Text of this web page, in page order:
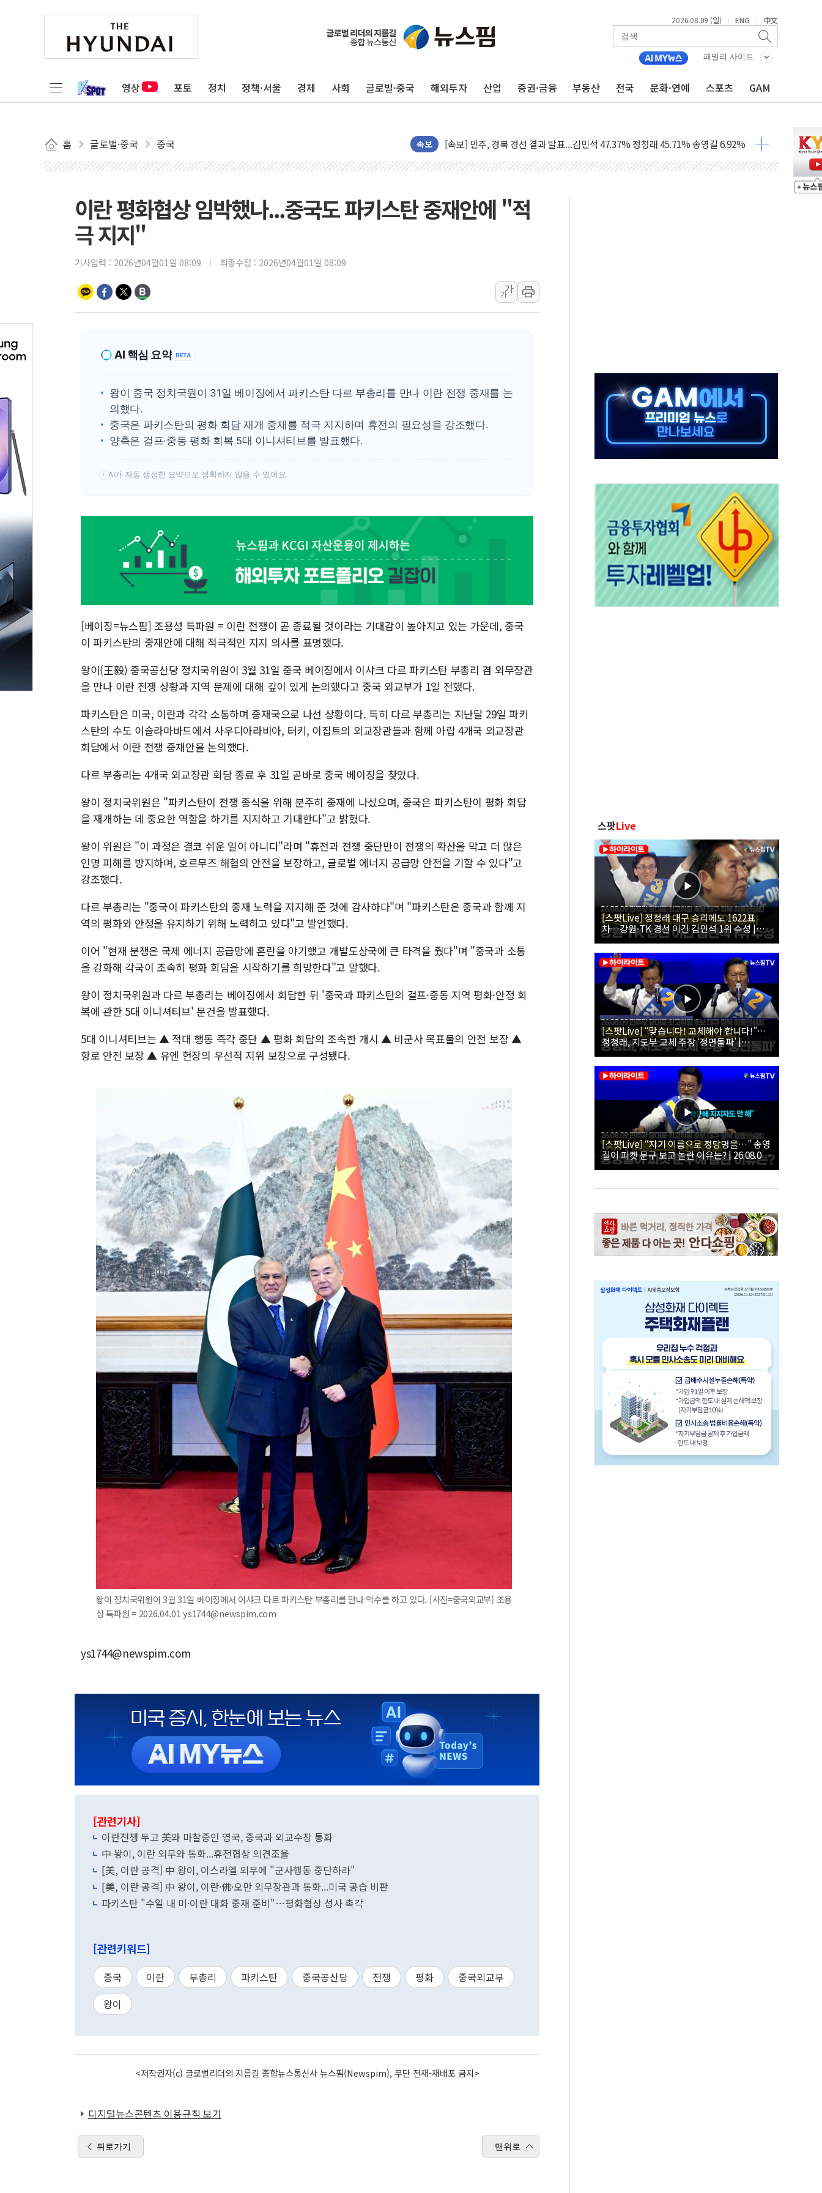
2026.08.09 (일) | ENG | 中文
패밀리 사이트
영상 포토 정치 정책·서울 경제 사회 글로벌·중국 해외투자 산업 증권·금융 부동산 전국 문화·연예 스포츠 GAM
홈 글로벌·중국 중국 속보
[종합] 김민석, 정청래에 누적 '1.48%p' 차 선두 유지...金 46.01% vs 鄭 44.53%
민주당 경북도당위원장에 오중기 당선...합산득표율 68.63%
김민석, 강원·대구·경북 경선서 정청래에 승리…金 48.54% vs 鄭 44.40%
[속보] 민주, 강원·대구·경북 경선 결과...김민석 48.54% 정청래 44.40%
[속보] 민주, 대구 경선 결과 발표...정청래 47.82% 김민석 46.35% 송영길 5.83%
[속보] 민주, 강원 경선 결과 발표...김민석 50.30% 정청래 41.94% 송영길 7.76%
최태원, 노소영에 9440억 지급 확정되나…재상고 앞두고 막판 셈법
하나금융, 명동 소상공인에 '행복상자' 전달
윤준병·이해민 의원, '정부 특사'로 콜롬비아 대통령 취임식 참석
'호우·산사태 주의보' 울진 시간당 30mm 강한 비...호우 피해 없어
與 "세제개편안 8월 말 당정 조율 완료…초고가·비거주 1주택 등 여론 수렴"
이란 평화협상 임박했나...중국도 파키스탄 중재안에 "적
극 지지"
기사입력 : 2026년04월01일 08:09 최종수정 : 2026년04월01일 08:09
가
가
AI 핵심 요약 BETA
왕이 중국 정치국원이 31일 베이징에서 파키스탄 다르 부총리를 만나 이란 전쟁 중재를 논
의했다.
중국은 파키스탄의 평화 회담 재개 중재를 적극 지지하며 휴전의 필요성을 강조했다.
양측은 걸프·중동 평화 회복 5대 이니셔티브를 발표했다.
! AI가 자동 생성한 요약으로 정확하지 않을 수 있어요.
[베이징=뉴스핌] 조용성 특파원 = 이란 전쟁이 곧 종료될 것이라는 기대감이 높아지고 있는 가운데, 중국
이 파키스탄의 중재안에 대해 적극적인 지지 의사를 표명했다.
왕이(王毅) 중국공산당 정치국위원이 3월 31일 중국 베이징에서 이샤크 다르 파키스탄 부총리 겸 외무장관
을 만나 이란 전쟁 상황과 지역 문제에 대해 깊이 있게 논의했다고 중국 외교부가 1일 전했다.
파키스탄은 미국, 이란과 각각 소통하며 중재국으로 나선 상황이다. 특히 다르 부총리는 지난달 29일 파키
스탄의 수도 이슬라마바드에서 사우디아라비아, 터키, 이집트의 외교장관들과 함께 아랍 4개국 외교장관
회담에서 이란 전쟁 중재안을 논의했다.
다르 부총리는 4개국 외교장관 회담 종료 후 31일 곧바로 중국 베이징을 찾았다.
왕이 정치국위원은 "파키스탄이 전쟁 종식을 위해 분주히 중재에 나섰으며, 중국은 파키스탄이 평화 회담
을 재개하는 데 중요한 역할을 하기를 지지하고 기대한다"고 밝혔다.
왕이 위원은 "이 과정은 결코 쉬운 일이 아니다"라며 "휴전과 전쟁 중단만이 전쟁의 확산을 막고 더 많은
인명 피해를 방지하며, 호르무즈 해협의 안전을 보장하고, 글로벌 에너지 공급망 안전을 기할 수 있다"고
강조했다.
다르 부총리는 "중국이 파키스탄의 중재 노력을 지지해 준 것에 감사하다"며 "파키스탄은 중국과 함께 지
역의 평화와 안정을 유지하기 위해 노력하고 있다"고 발언했다.
이어 "현재 분쟁은 국제 에너지 공급망에 혼란을 야기했고 개발도상국에 큰 타격을 줬다"며 "중국과 소통
을 강화해 각국이 조속히 평화 회담을 시작하기를 희망한다"고 말했다.
왕이 정치국위원과 다르 부총리는 베이징에서 회담한 뒤 '중국과 파키스탄의 걸프·중동 지역 평화·안정 회
복에 관한 5대 이니셔티브' 문건을 발표했다.
5대 이니셔티브는 ▲ 적대 행동 즉각 중단 ▲ 평화 회담의 조속한 개시 ▲ 비군사 목표물의 안전 보장 ▲
항로 안전 보장 ▲ 유엔 헌장의 우선적 지위 보장으로 구성됐다.
왕이 정치국위원이 3월 31일 베이징에서 이샤크 다르 파키스탄 부총리를 만나 악수를 하고 있다. [사진=중국외교부] 조용
성 특파원 = 2026.04.01 ys1744@newspim.com
ys1744@newspim.com
[관련기사]
이란전쟁 두고 美와 마찰중인 영국, 중국과 외교수장 통화
中 왕이, 이란 외무와 통화...휴전협상 의견조율
[美, 이란 공격] 中 왕이, 이스라엘 외무에 "군사행동 중단하라"
[美, 이란 공격] 中 왕이, 이란·佛·오만 외무장관과 통화...미국 공습 비판
파키스탄 "수일 내 미·이란 대화 중재 준비"…평화협상 성사 촉각
[관련키워드]
중국 이란 부총리 파키스탄 중국공산당 전쟁 평화
중국외교부
왕이
<저작권자(c) 글로벌리더의 지름길 종합뉴스통신사 뉴스핌(Newspim), 무단 전재-재배포 금지>
디지털뉴스콘텐츠 이용규칙 보기
뒤로가기 맨위로
스팟Live
[스팟Live] 정청래 대구 승리에도 1622표
차…강원·TK 경선 이긴 김민석 1위 수성 |
26.08.09 더불어민주당 당대표·최고위원 후
보 대구·경북 합동연설회
[스팟Live] “맞습니다! 교체해야 합니다!”…
정청래, 지도부 교체 주장 ‘정면돌파’ |
26.08.09 더불어민주당 당대표·최고위원 후
보 대구·경북 합동연설회
[스팟Live] “자기 이름으로 정당명을…” 송영
길이 피켓 문구 보고 놀란 이유는? | 26.08.09
더불어민주당 당대표·최고위원 후보 대구·경